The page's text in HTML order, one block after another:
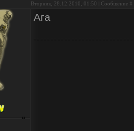
Вторник, 28.12.2010, 01:50 | Сообщение #
Ага